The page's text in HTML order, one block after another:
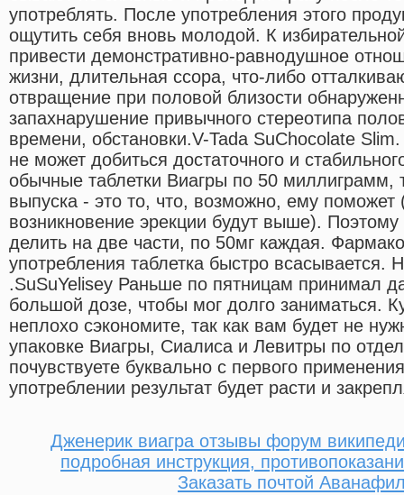
употреблять. После употребления этого
ощутить себя вновь молодой. К
привести демонстративно-равнодушное
жизни, длительная ссора, что-либо
отвращение при половой близости
запахнарушение привычного стереотипа
времени, обстановки.V-Tada SuChocolate
не может добиться достаточного и
обычные таблетки Виагры по 50 миллиграмм,
выпуска - это то, что, возможно, ему
возникновение эрекции будут выше).
делить на две части, по 50мг каждая.
употребления таблетка быстро всасывается.
.SuSuYelisey Раньше по пятницам принимал
большой дозе, чтобы мог долго заниматься.
неплохо сэкономите, так как вам будет не
упаковке Виагры, Сиалиса и Левитры по
почувствуете буквально с первого
употреблении результат будет расти и
Дженерик виагра отзывы форум
подробная инструкция,
Заказать почтой